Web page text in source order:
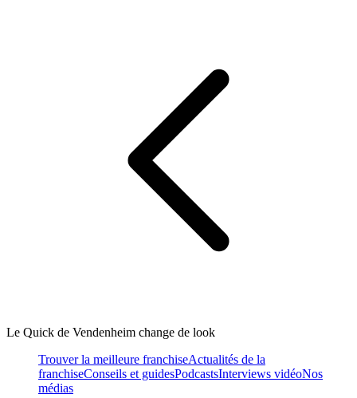
Le Quick de Vendenheim change de look
Trouver la meilleure franchiseActualités de la
franchiseConseils et guidesPodcastsInterviews vidéoNos
médias